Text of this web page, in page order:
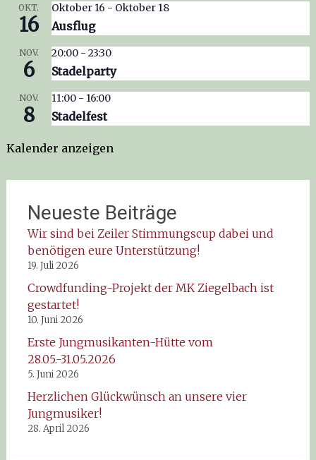
OKT.
16
Oktober 16 - Oktober 18
Ausflug
NOV.
6
20:00- 23:30
Stadelparty
NOV.
8
11:00- 16:00
Stadelfest
Kalender anzeigen
Neueste Beiträge
Wir sind bei Zeiler Stimmungscup dabei und
benötigen eure Unterstützung!
19. Juli 2026
Crowdfunding-Projekt der MK Ziegelbach ist
gestartet!
10. Juni 2026
Erste Jungmusikanten-Hütte vom
28.05.-31.05.2026
5. Juni 2026
Herzlichen Glückwünsch an unsere vier
Jungmusiker!
28. April 2026